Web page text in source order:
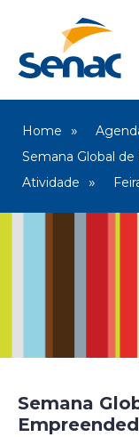
Home
Semana Global
Atividade
Semana